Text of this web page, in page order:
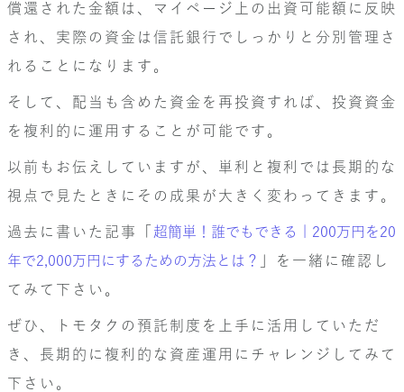
償還された金額は、マイページ上の出資可能額に反映
され、実際の資金は信託銀行でしっかりと分別管理さ
れることになります。
そして、配当も含めた資金を再投資すれば、投資資金
を複利的に運用することが可能です。
以前もお伝えしていますが、単利と複利では長期的な
視点で見たときにその成果が大きく変わってきます。
過去に書いた記事「 超簡単！誰でもできる | 200万円を20
年で2,000万円にするための方法とは？
」を一緒に確認し
てみて下さい。
ぜひ、トモタクの預託制度を上手に活用していただ
き、長期的に複利的な資産運用にチャレンジしてみて
下さい。